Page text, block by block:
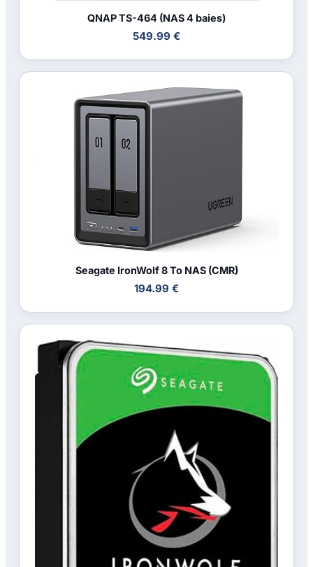
QNAP TS-464 (NAS 4 baies)
549.99 €
Seagate IronWolf 8 To NAS (CMR)
194.99 €